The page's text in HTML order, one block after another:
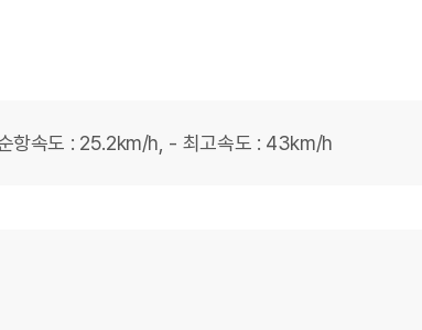
항속도 : 25.2km/h, - 최고속도 : 43km/h